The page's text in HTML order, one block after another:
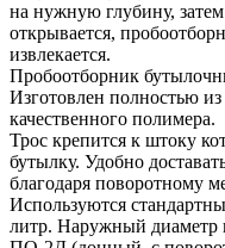
на нужную глубину,
открывается,
извлекается.
Пробоотборник
Изготовлен полностью
качественного полимера.
Трос крепится к штоку
бутылку. Удобно
благодаря поворотному
Используются
литр. Наружный диаметр